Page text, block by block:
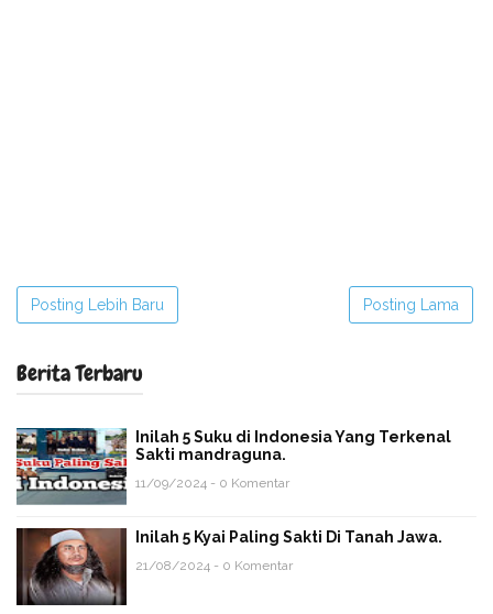
Posting Lebih Baru Posting Lama
Berita Terbaru
Inilah 5 Suku di Indonesia Yang Terkenal
Sakti mandraguna.
11/09/2024 - 0 Komentar
Inilah 5 Kyai Paling Sakti Di Tanah Jawa.
21/08/2024 - 0 Komentar